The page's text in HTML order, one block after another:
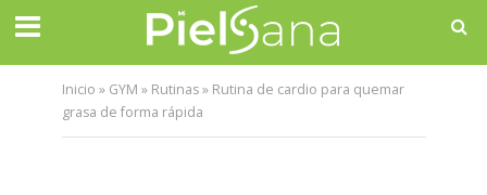
Inicio » GYM » Rutinas» Rutina de cardio para quemar
grasa de forma rápida